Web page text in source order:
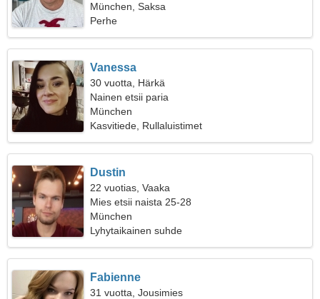
München, Saksa
Perhe
Vanessa
30 vuotta, Härkä
Nainen etsii paria
München
Kasvitiede, Rullaluistimet
Dustin
22 vuotias, Vaaka
Mies etsii naista 25-28
München
Lyhytaikainen suhde
Fabienne
31 vuotta, Jousimies